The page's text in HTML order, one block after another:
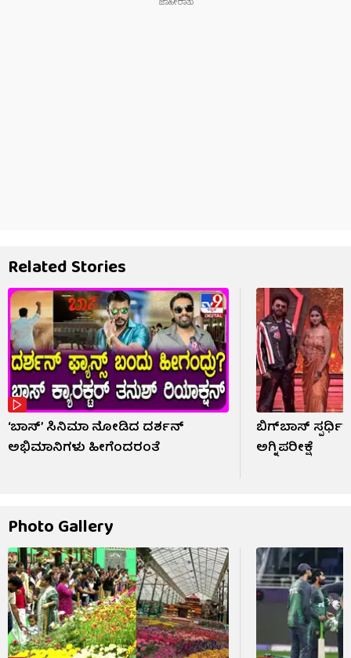
Related Stories
‘ಬಾಸ್’ ಸಿನಿಮಾ ನೋಡಿದ ದರ್ಶನ್
ಅಭಿಮಾನಿಗಳು ಹೀಗೆಂದರಂತೆ
ಬಿಗ್​​ಬಾಸ್
ಅಗ್ನಿಪರೀಕ್ಷೆ
Photo Gallery